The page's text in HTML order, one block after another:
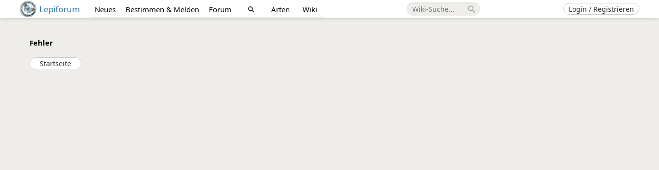
Lepiforum Neues Bestimmen & Melden Forum search Arten Wiki search Login / Registrieren
Fehler
Startseite